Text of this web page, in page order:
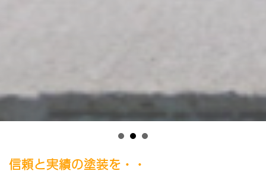
信頼と実績の塗装を・・